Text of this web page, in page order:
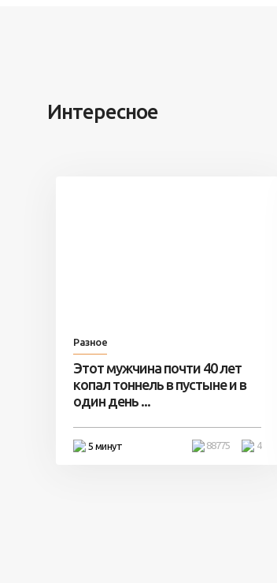
Интересное
Разное
Этот мужчина почти 40 лет
копал тоннель в пустыне и в
один день ...
5 минут 4
88775